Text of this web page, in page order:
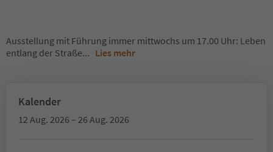
Ausstellung mit Führung immer mittwochs um 17.00 Uhr: Leben
entlang der Straße... Lies mehr
Kalender
12 Aug. 2026 – 26 Aug. 2026